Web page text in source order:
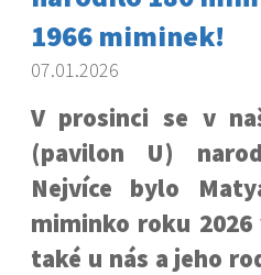
1966 miminek!
07.01.2026
V prosinci se v
(pavilon U)
Nejvíce bylo
miminko roku
také u nás a jeho